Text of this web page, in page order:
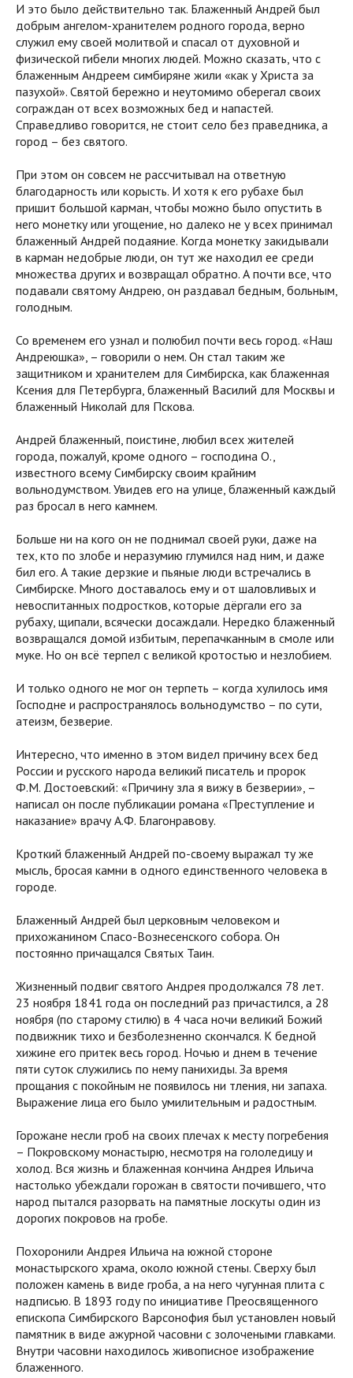
И это было действительно так. Блаженный Андрей был
добрым ангелом-хранителем родного города, верно
служил ему своей молитвой и спасал от духовной и
физической гибели многих людей. Можно сказать, что с
блаженным Андреем симбиряне жили «как у Христа за
пазухой». Святой бережно и неутомимо оберегал своих
сограждан от всех возможных бед и напастей.
Справедливо говорится, не стоит село без праведника, а
город – без святого.
При этом он совсем не рассчитывал на ответную
благодарность или корысть. И хотя к его рубахе был
пришит большой карман, чтобы можно было опустить в
него монетку или угощение, но далеко не у всех принимал
блаженный Андрей подаяние. Когда монетку закидывали
в карман недобрые люди, он тут же находил ее среди
множества других и возвращал обратно. А почти все, что
подавали святому Андрею, он раздавал бедным, больным,
голодным.
Со временем его узнал и полюбил почти весь город. «Наш
Андреюшка», – говорили о нем. Он стал таким же
защитником и хранителем для Симбирска, как блаженная
Ксения для Петербурга, блаженный Василий для Москвы и
блаженный Николай для Пскова.
Андрей блаженный, поистине, любил всех жителей
города, пожалуй, кроме одного – господина О.,
известного всему Симбирску своим крайним
вольнодумством. Увидев его на улице, блаженный каждый
раз бросал в него камнем.
Больше ни на кого он не поднимал своей руки, даже на
тех, кто по злобе и неразумию глумился над ним, и даже
бил его. А такие дерзкие и пьяные люди встречались в
Симбирске. Много доставалось ему и от шаловливых и
невоспитанных подростков, которые дёргали его за
рубаху, щипали, всячески досаждали. Нередко блаженный
возвращался домой избитым, перепачканным в смоле или
муке. Но он всё терпел с великой кротостью и незлобием.
И только одного не мог он терпеть – когда хулилось имя
Господне и распространялось вольнодумство – по сути,
атеизм, безверие.
Интересно, что именно в этом видел причину всех бед
России и русского народа великий писатель и пророк
Ф.М. Достоевский: «Причину зла я вижу в безверии», –
написал он после публикации романа «Преступление и
наказание» врачу А.Ф. Благонравову.
Кроткий блаженный Андрей по-своему выражал ту же
мысль, бросая камни в одного единственного человека в
городе.
Блаженный Андрей был церковным человеком и
прихожанином Спасо-Вознесенского собора. Он
постоянно причащался Святых Таин.
Жизненный подвиг святого Андрея продолжался 78 лет.
23 ноября 1841 года он последний раз причастился, а 28
ноября (по старому стилю) в 4 часа ночи великий Божий
подвижник тихо и безболезненно скончался. К бедной
хижине его притек весь город. Ночью и днем в течение
пяти суток служились по нему панихиды. За время
прощания с покойным не появилось ни тления, ни запаха.
Выражение лица его было умилительным и радостным.
Горожане несли гроб на своих плечах к месту погребения
– Покровскому монастырю, несмотря на гололедицу и
холод. Вся жизнь и блаженная кончина Андрея Ильича
настолько убеждали горожан в святости почившего, что
народ пытался разорвать на памятные лоскуты один из
дорогих покровов на гробе.
Похоронили Андрея Ильича на южной стороне
монастырского храма, около южной стены. Сверху был
положен камень в виде гроба, а на него чугунная плита с
надписью. В 1893 году по инициативе Преосвященного
епископа Симбирского Варсонофия был установлен новый
памятник в виде ажурной часовни с золочеными главками.
Внутри часовни находилось живописное изображение
блаженного.